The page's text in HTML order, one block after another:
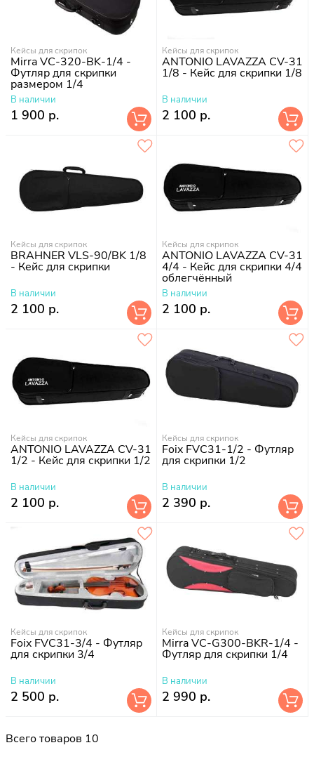
Кейсы для скрипок
Mirra VC-320-BK-1/4 -
Футляр для скрипки
размером 1/4
В наличии
1 900 р.
Кейсы для скрипок
ANTONIO LAVAZZA CV-31
1/8 - Кейс для скрипки 1/8
В наличии
2 100 р.
Кейсы для скрипок
BRAHNER VLS-90/BK 1/8
- Кейс для скрипки
В наличии
2 100 р.
Кейсы для скрипок
ANTONIO LAVAZZA CV-31
4/4 - Кейс для скрипки 4/4
облегчённый
В наличии
2 100 р.
Кейсы для скрипок
ANTONIO LAVAZZA CV-31
1/2 - Кейс для скрипки 1/2
В наличии
2 100 р.
Кейсы для скрипок
Foix FVC31-1/2 - Футляр
для скрипки 1/2
В наличии
2 390 р.
Кейсы для скрипок
Foix FVC31-3/4 - Футляр
для скрипки 3/4
В наличии
2 500 р.
Кейсы для скрипок
Mirra VC-G300-BKR-1/4 -
Футляр для скрипки 1/4
В наличии
2 990 р.
Всего товаров 10